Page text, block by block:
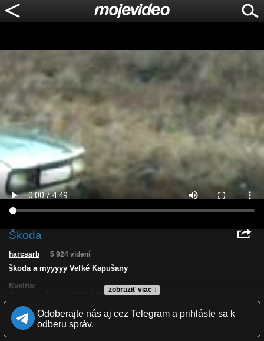
Škoda
zobraziť viac ↓
harcsarb 5 924 videní
škoda a myyyyy Veľké Kapušany
Kvalita:
Páči sa: 33% (6 hlasov)
Obľúbené: 0
Komentárov: 3
Odoberajte nás aj cez Telegram a prihláste sa k
odberu správ.